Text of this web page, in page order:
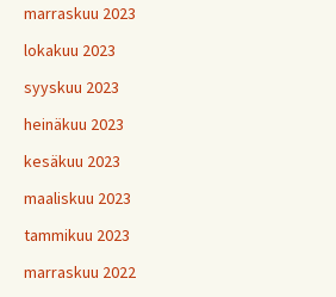
marraskuu 2023
lokakuu 2023
syyskuu 2023
heinäkuu 2023
kesäkuu 2023
maaliskuu 2023
tammikuu 2023
marraskuu 2022